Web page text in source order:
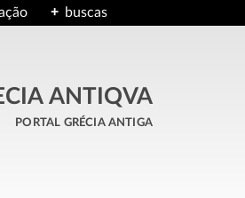
buscas
ANTIQVA
portal grécia antiga